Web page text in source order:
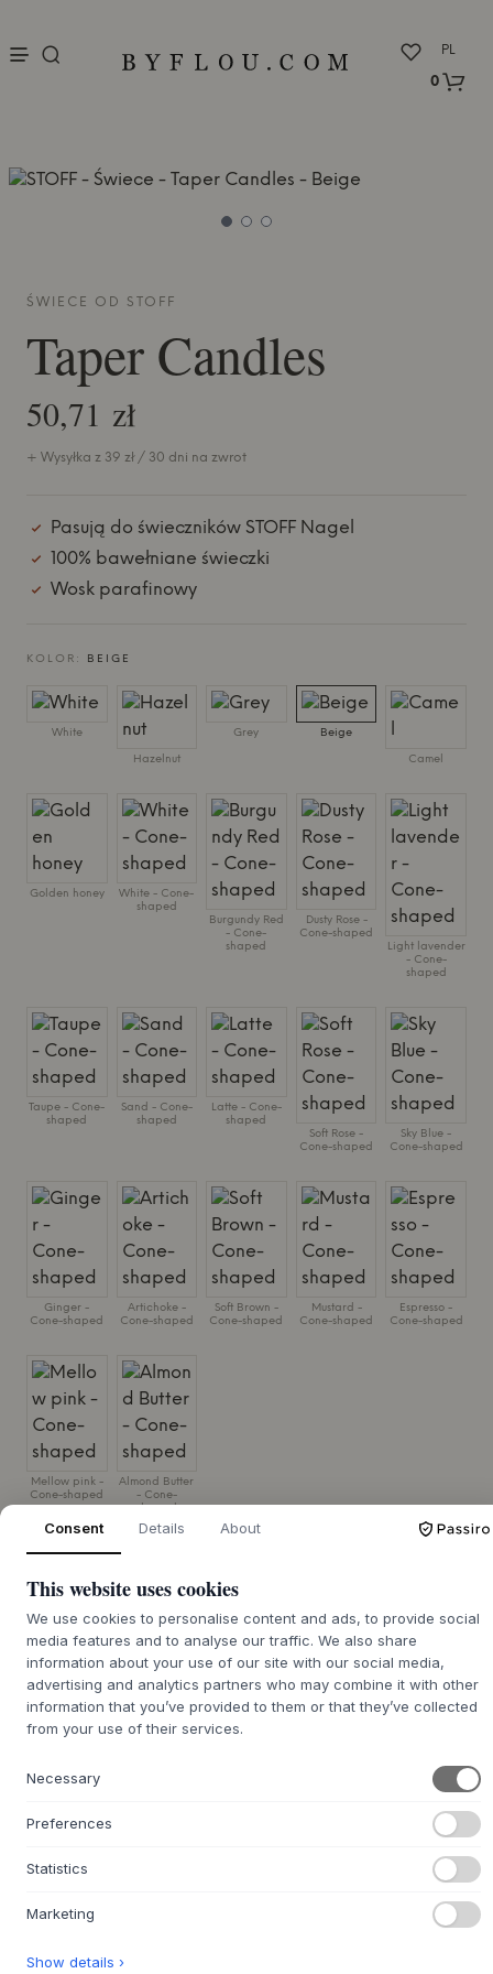
PL
0
ŚWIECE OD STOFF
Taper Candles
50,71 zł
+ Wysyłka z 39 zł / 30 dni na zwrot
Pasują do świeczników STOFF Nagel
100% bawełniane świeczki
Wosk parafinowy
KOLOR: BEIGE
White
Hazelnut
Grey Beige
Camel
Golden honey
White - Cone-
shaped
Burgundy Red
- Cone-
shaped
Dusty Rose -
Cone-shaped
Light lavender
- Cone-
shaped
Taupe - Cone-
shaped
Sand - Cone-
shaped
Latte - Cone-
shaped
Soft Rose -
Cone-shaped
Sky Blue -
Cone-shaped
Ginger -
Cone-shaped
Artichoke -
Cone-shaped
Soft Brown -
Cone-shaped
Mustard -
Cone-shaped
Espresso -
Cone-shaped
Mellow pink -
Cone-shaped
Almond Butter
- Cone-
shaped
ROZMIAR:H18 X D1,3 CM - 12 PCS
Czas dostawy 7-12 dni Zostanie dla Ciebie zamówione
O TYM PRODUKCIE +
Eleganckie tealighty pasujące do kultowej i klasycznej
niemieckiego architekta Wernera Stoffa dla Hansa
Świece wykonane są w 100% z bawełnianego knota, dzięki
Consent Details About
This website uses cookies
We use cookies to personalise content and ads, to provide social
media features and to analyse our traffic. We also share
information about your use of our site with our social media,
advertising and analytics partners who may combine it with other
information that you’ve provided to them or that they’ve collected
from your use of their services.
Necessary
Preferences
Statistics
Marketing
Show details ›